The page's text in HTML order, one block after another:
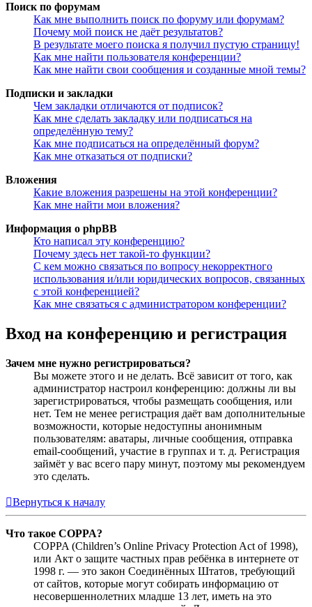
Поиск по форумам
Как мне выполнить поиск по форуму или форумам?
Почему мой поиск не даёт результатов?
В результате моего поиска я получил пустую страницу!
Как мне найти пользователя конференции?
Как мне найти свои сообщения и созданные мной темы?
Подписки и закладки
Чем закладки отличаются от подписок?
Как мне сделать закладку или подписаться на
определённую тему?
Как мне подписаться на определённый форум?
Как мне отказаться от подписки?
Вложения
Какие вложения разрешены на этой конференции?
Как мне найти мои вложения?
Информация о phpBB
Кто написал эту конференцию?
Почему здесь нет такой-то функции?
С кем можно связаться по вопросу некорректного
использования и/или юридических вопросов, связанных
с этой конференцией?
Как мне связаться с администратором конференции?
Вход на конференцию и регистрация
Зачем мне нужно регистрироваться?
Вы можете этого и не делать. Всё зависит от того, как
администратор настроил конференцию: должны ли вы
зарегистрироваться, чтобы размещать сообщения, или
нет. Тем не менее регистрация даёт вам дополнительные
возможности, которые недоступны анонимным
пользователям: аватары, личные сообщения, отправка
email-сообщений, участие в группах и т. д. Регистрация
займёт у вас всего пару минут, поэтому мы рекомендуем
это сделать.
Вернуться к началу
Что такое COPPA?
COPPA (Children’s Online Privacy Protection Act of 1998),
или Акт о защите частных прав ребёнка в интернете от
1998 г. — это закон Соединённых Штатов, требующий
от сайтов, которые могут собирать информацию от
несовершеннолетних младше 13 лет, иметь на это